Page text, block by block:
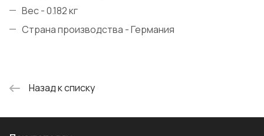
Вес - 0.182 кг
Страна производства - Германия
Назад к списку